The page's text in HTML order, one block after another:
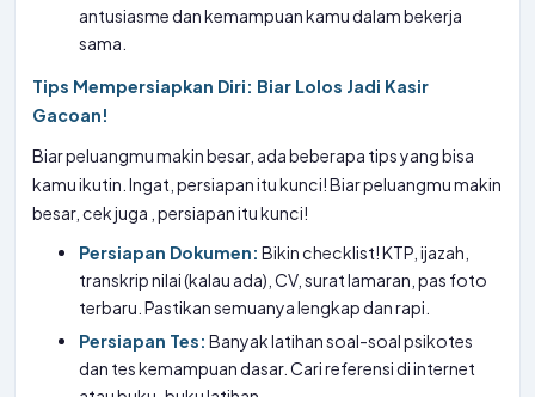
antusiasme dan kemampuan kamu dalam bekerja
sama.
Tips Mempersiapkan Diri: Biar Lolos Jadi Kasir
Gacoan!
Biar peluangmu makin besar, ada beberapa tips yang bisa
kamu ikutin. Ingat, persiapan itu kunci! Biar peluangmu makin
besar, cek juga , persiapan itu kunci!
Persiapan Dokumen: Bikin checklist! KTP, ijazah,
transkrip nilai (kalau ada), CV, surat lamaran, pas foto
terbaru. Pastikan semuanya lengkap dan rapi.
Persiapan Tes: Banyak latihan soal-soal psikotes
dan tes kemampuan dasar. Cari referensi di internet